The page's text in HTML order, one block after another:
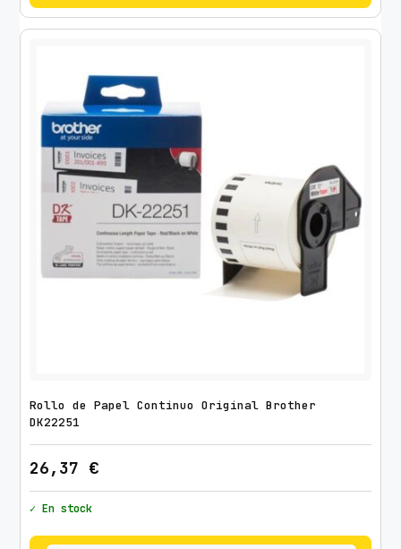
Rollo de Papel Continuo Original Brother
DK22251
26,37 €
✓ En stock